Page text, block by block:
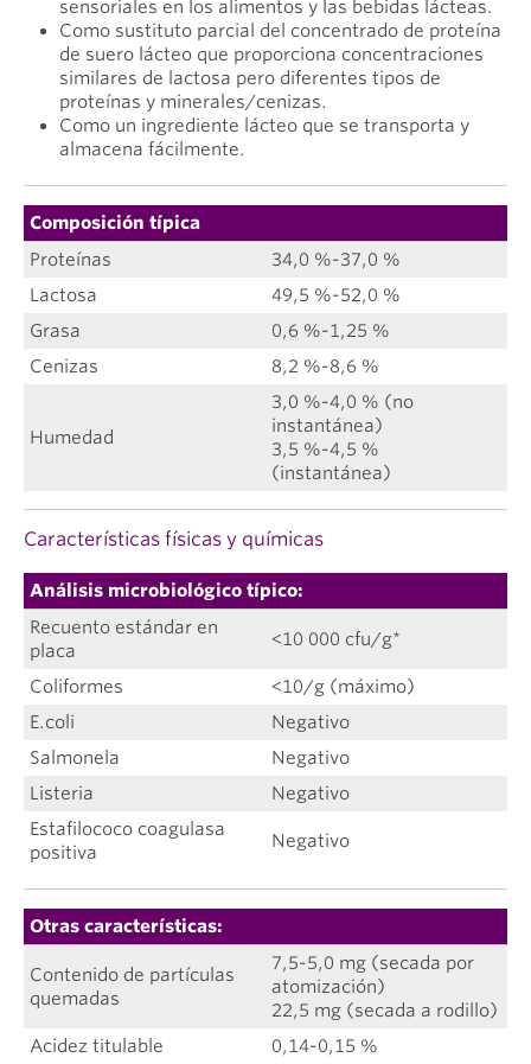
sensoriales en los alimentos y las bebidas lácteas.
Como sustituto parcial del concentrado de proteína
de suero lácteo que proporciona concentraciones
similares de lactosa pero diferentes tipos de
proteínas y minerales/cenizas.
Como un ingrediente lácteo que se transporta y
almacena fácilmente.
Composición típica
Proteínas
34,0 %-37,0 %
Lactosa
49,5 %-52,0 %
Grasa
0,6 %-1,25 %
Cenizas
8,2 %-8,6 %
Humedad
3,0 %-4,0 % (no
instantánea)
3,5 %-4,5 %
(instantánea)
Características físicas y químicas
Análisis microbiológico típico:
Recuento estándar en
placa
<10 000 cfu/g*
Coliformes
<10/g (máximo)
E.coli
Negativo
Salmonela
Negativo
Listeria
Negativo
Estafilococo coagulasa
positiva
Negativo
Otras características:
Contenido de partículas
quemadas
7,5-5,0 mg (secada por
atomización)
22,5 mg (secada a rodillo)
Acidez titulable
0,14-0,15 %